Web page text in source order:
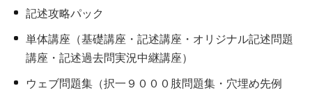
記述攻略パック
単体講座（基礎講座・記述講座・オリジナル記述問題
講座・記述過去問実況中継講座）
ウェブ問題集（択一９０００肢問題集・穴埋め先例